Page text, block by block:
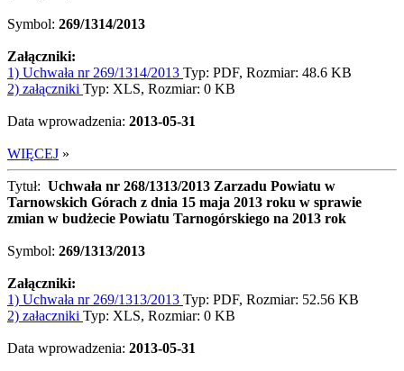
Symbol: 269/1314/2013
Załączniki:
1) Uchwała nr 269/1314/2013 Typ: PDF, Rozmiar: 48.6 KB
2) załączniki Typ: XLS, Rozmiar: 0 KB
Data wprowadzenia: 2013-05-31
WIĘCEJ »
Tytuł: Uchwała nr 268/1313/2013 Zarzadu Powiatu w
Tarnowskich Górach z dnia 15 maja 2013 roku w sprawie
zmian w budżecie Powiatu Tarnogórskiego na 2013 rok
Symbol: 269/1313/2013
Załączniki:
1) Uchwała nr 269/1313/2013 Typ: PDF, Rozmiar: 52.56 KB
2) załaczniki Typ: XLS, Rozmiar: 0 KB
Data wprowadzenia: 2013-05-31